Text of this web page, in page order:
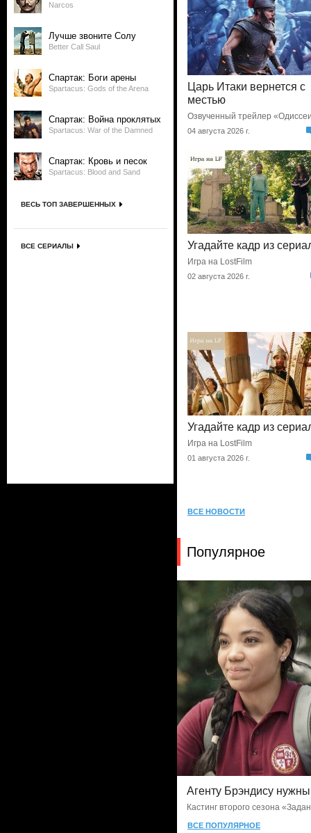
Narcos
Лучше звоните Солу
Better Call Saul
Спартак: Боги арены
Spartacus: Gods of the Arena
Спартак: Война проклятых
Spartacus: War of the Damned
Спартак: Кровь и песок
Spartacus: Blood and Sand
ВЕСЬ ТОП ЗАВЕРШЕННЫХ
ВСЕ СЕРИАЛЫ
Царь Итаки вернется с
местью
Озвученный трейлер
04 августа 2026 г.
Угадайте кадр из
Игра на LostFilm
02 августа 2026 г.
Угадайте кадр из
Игра на LostFilm
01 августа 2026 г.
ВСЕ НОВОСТИ
Популярное
Агенту Брэндису
Кастинг второго сезона
ВСЕ ПОПУЛЯРНОЕ